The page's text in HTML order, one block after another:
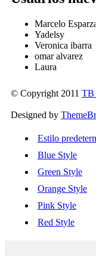
Marcelo
Yadelsy
Veronica ibarra
omar alvarez
Laura
© Copyright 2011 TB
Designed by
Estilo
Blue Style
Green Style
Orange Style
Pink Style
Red Style